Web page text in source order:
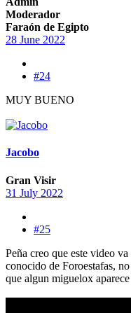
Moderador
Faraón de Egipto
28 June 2022
#24
MUY BUENO
Jacobo
Gran Visir
31 July 2022
#25
Peña creo que este video
conocido de Foroestafas,
que algun miguelox aparece